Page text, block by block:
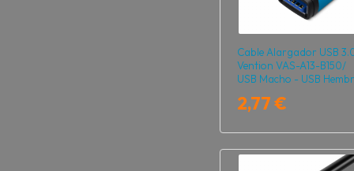
Cable Alargador USB
Vention VAS-A13-B150/
USB Macho - USB
2,77 €